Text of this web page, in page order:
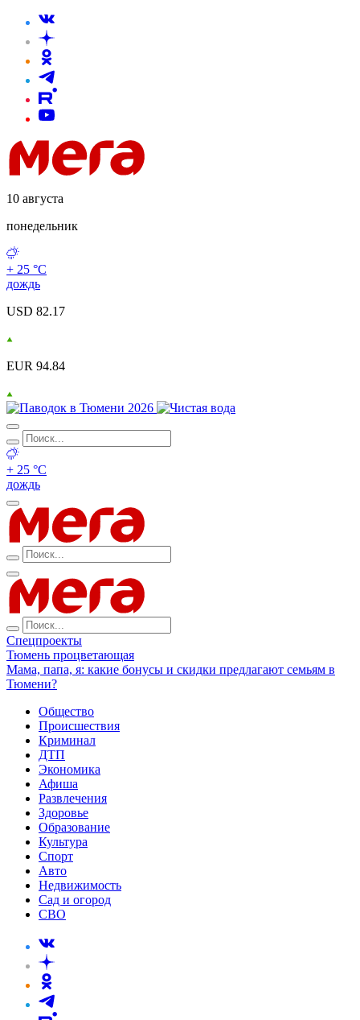
10 августа
понедельник
+ 25 °С
дождь
USD 82.17
EUR 94.84
+ 25 °С
дождь
Спецпроекты
Тюмень процветающая
Мама, папа, я: какие бонусы и скидки предлагают семьям в
Тюмени?
Общество
Происшествия
Криминал
ДТП
Экономика
Афиша
Развлечения
Здоровье
Образование
Культура
Спорт
Авто
Недвижимость
Сад и огород
СВО